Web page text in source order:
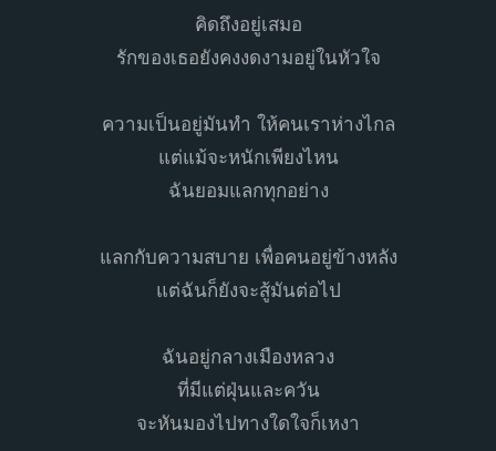
คิดถึงอยู่เสมอ
รักของเธอยังคงงดงามอยู่ในหัวใจ
ความเป็นอยู่มันทำ ให้คนเราห่างไกล
แต่แม้จะหนักเพียงไหน
ฉันยอมแลกทุกอย่าง
แลกกับความสบาย เพื่อคนอยู่ข้างหลัง
แต่ฉันก็ยังจะสู้มันต่อไป
ฉันอยู่กลางเมืองหลวง
ที่มีแต่ฝุ่นและควัน
จะหันมองไปทางใดใจก็เหงา